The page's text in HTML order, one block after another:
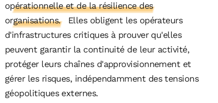
opérationnelle et de la résilience des
organisations.
Elles obligent les opérateurs
d'infrastructures critiques à prouver qu'elles
peuvent garantir la continuité de leur activité,
protéger leurs chaînes d'approvisionnement et
gérer les risques, indépendamment des tensions
géopolitiques externes.